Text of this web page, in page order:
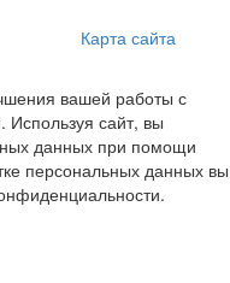
Карта сайта
вашей работы с
Используя сайт, вы
данных при помощи
персональных данных вы